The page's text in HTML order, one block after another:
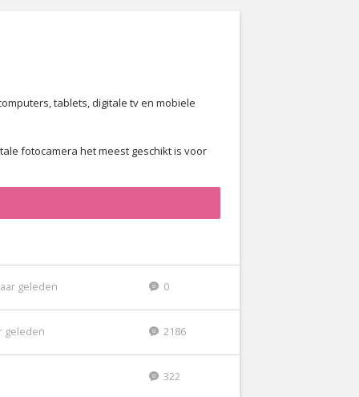
tablets, digitale tv en mobiele
fotocamera het meest geschikt is voor
geleden 0
geleden 2186
322